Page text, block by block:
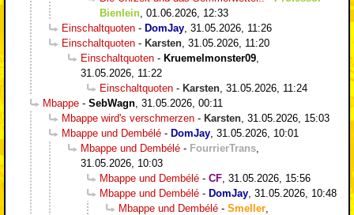
Bienlein 01.06.2026, 12:33
Einschaltquoten - DomJay 31.05.2026, 11:26
Einschaltquoten - Karsten 31.05.2026, 11:20
Einschaltquoten - Kruemelmonster09
31.05.2026, 11:22
Einschaltquoten - Karsten 31.05.2026, 11:24
Mbappe - SebWagn 31.05.2026, 00:11
Mbappe wird's verschmerzen - Karsten 31.05.2026, 15:03
Mbappe und Dembélé - DomJay 31.05.2026, 10:01
Mbappe und Dembélé - FourrierTrans
31.05.2026, 10:03
Mbappe und Dembélé - CF 31.05.2026, 15:56
Mbappe und Dembélé - DomJay 31.05.2026, 10:48
Mbappe und Dembélé - Smeller